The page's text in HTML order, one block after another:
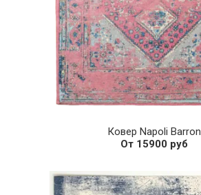
Ковер Napoli Barron
От 15900 руб